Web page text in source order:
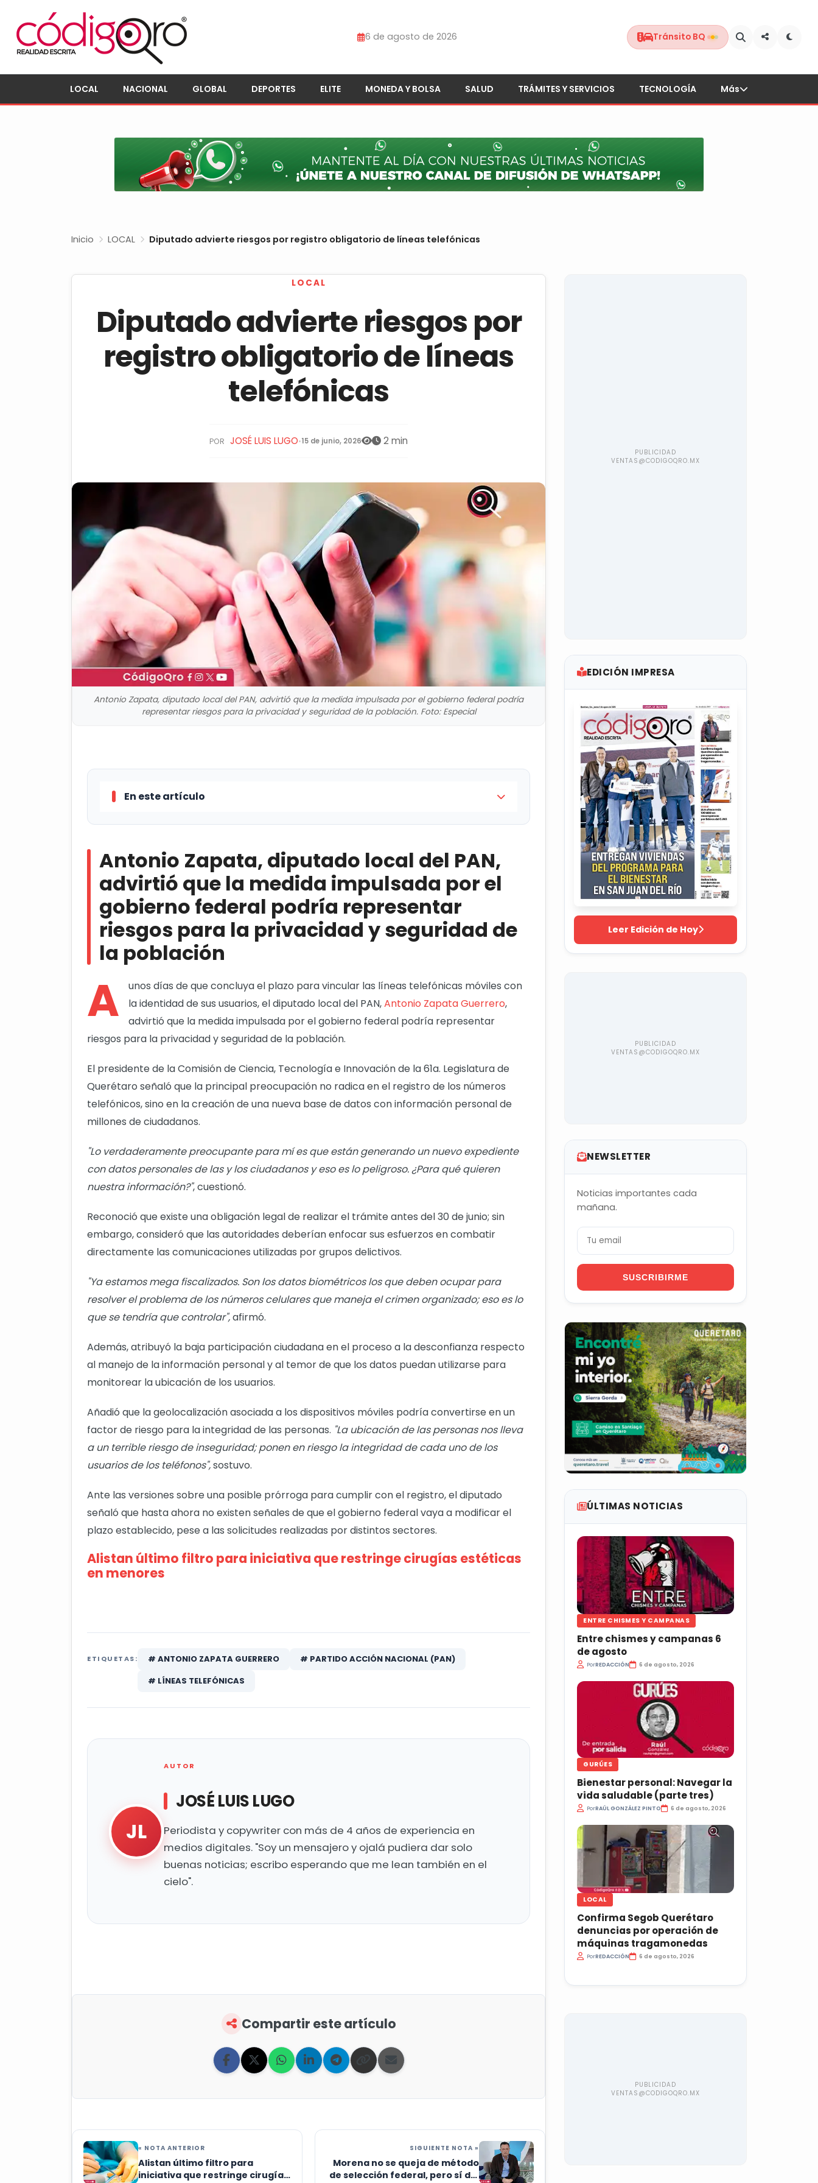
6 de agosto de 2026 Tránsito BQ
LOCAL NACIONAL GLOBAL DEPORTES ELITE MONEDA Y BOLSA SALUD TRÁMITES Y SERVICIOS TECNOLOGÍA Más
Inicio LOCAL Diputado advierte riesgos por registro obligatorio de líneas telefónicas
LOCAL
Diputado advierte riesgos por
registro obligatorio de líneas
telefónicas
POR JOSÉ LUIS LUGO•15 de junio, 2026 2 min
Antonio Zapata, diputado local del PAN, advirtió que la medida impulsada por el gobierno federal podría
representar riesgos para la privacidad y seguridad de la población. Foto: Especial
En este artículo
población
Alistan último filtro para iniciativa que restringe cirugías estéticas en menores
Antonio Zapata, diputado local del PAN,
advirtió que la medida impulsada por el
gobierno federal podría representar
riesgos para la privacidad y seguridad de
la población
A
unos días de que concluya el plazo para vincular las líneas telefónicas móviles con
la identidad de sus usuarios, el diputado local del PAN,Antonio Zapata Guerrero,
advirtió que la medida impulsada por el gobierno federal podría representar
riesgos para la privacidad y seguridad de la población.
El presidente de la Comisión de Ciencia, Tecnología e Innovación de la 61a. Legislatura de
Querétaro señaló que la principal preocupación no radica en el registro de los números
telefónicos, sino en la creación de una nueva base de datos con información personal de
millones de ciudadanos.
"Lo verdaderamente preocupante para mí es que están generando un nuevo expediente
con datos personales de las y los ciudadanos y eso es lo peligroso. ¿Para qué quieren
nuestra información?", cuestionó.
Reconoció que existe una obligación legal de realizar el trámite antes del 30 de junio; sin
embargo, consideró que las autoridades deberían enfocar sus esfuerzos en combatir
directamente las comunicaciones utilizadas por grupos delictivos.
"Ya estamos mega fiscalizados. Son los datos biométricos los que deben ocupar para
resolver el problema de los números celulares que maneja el crimen organizado; eso es lo
que se tendría que controlar",afirmó.
Además, atribuyó la baja participación ciudadana en el proceso a la desconfianza respecto
al manejo de la información personal y al temor de que los datos puedan utilizarse para
monitorear la ubicación de los usuarios.
Añadió que la geolocalización asociada a los dispositivos móviles podría convertirse en un
factor de riesgo para la integridad de las personas. "La ubicación de las personas nos lleva
a un terrible riesgo de inseguridad; ponen en riesgo la integridad de cada uno de los
usuarios de los teléfonos",sostuvo.
Ante las versiones sobre una posible prórroga para cumplir con el registro, el diputado
señaló que hasta ahora no existen señales de que el gobierno federal vaya a modificar el
plazo establecido, pese a las solicitudes realizadas por distintos sectores.
Alistan último filtro para iniciativa que restringe cirugías estéticas
en menores
ETIQUETAS: # ANTONIO ZAPATA GUERRERO
# PARTIDO ACCIÓN NACIONAL (PAN)
# LÍNEAS TELEFÓNICAS
JL
AUTOR
JOSÉ LUIS LUGO
Periodista y copywriter con más de 4 años de experiencia en
medios digitales. "Soy un mensajero y ojalá pudiera dar solo
buenas noticias; escribo esperando que me lean también en el
cielo".
Compartir este artículo
« NOTA ANTERIOR
Alistan último filtro para
iniciativa que restringe cirugías
SIGUIENTE NOTA »
Morena no se queja de método
de selección federal, pero sí del
EDICIÓN IMPRESA
Leer Edición de Hoy
NEWSLETTER
Noticias importantes cada
mañana.
SUSCRIBIRME
ÚLTIMAS NOTICIAS
ENTRE CHISMES Y CAMPANAS
Entre chismes y campanas 6
de agosto
PorREDACCIÓN 6 de agosto, 2026
GURÚES
Bienestar personal: Navegar la
vida saludable (parte tres)
PorRAÚL GONZÁLEZ PINTO 6 de agosto, 2026
LOCAL
Confirma Segob Querétaro
denuncias por operación de
máquinas tragamonedas
PorREDACCIÓN 6 de agosto, 2026